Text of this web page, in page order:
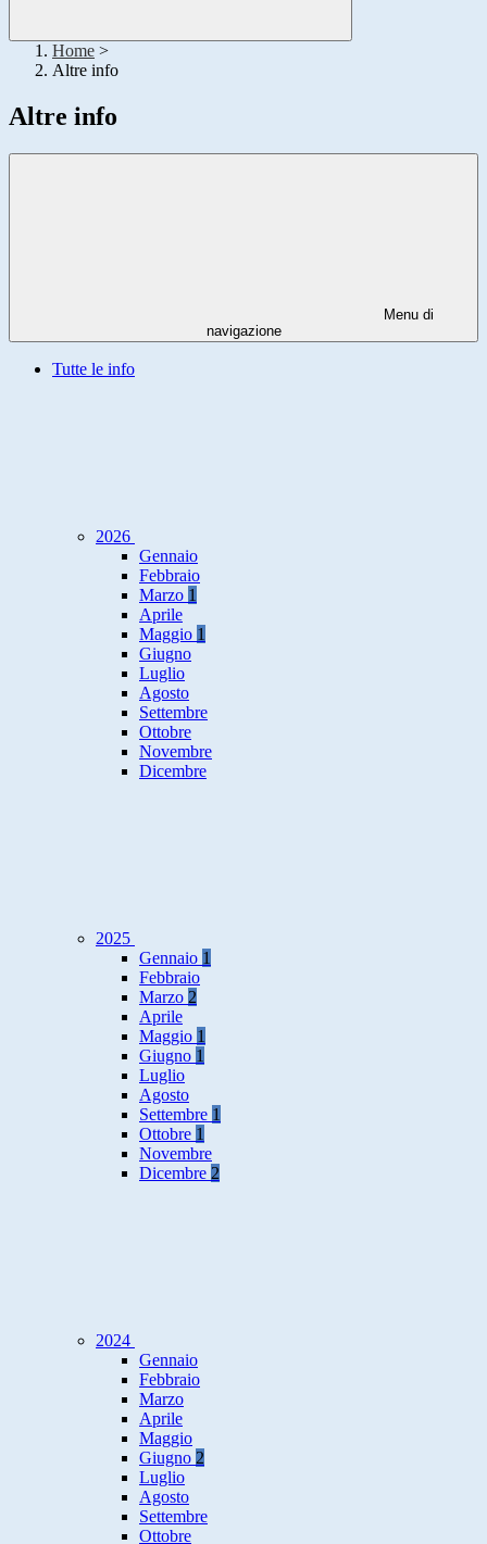
Home >
Altre info
Altre info
Menu di
navigazione
Tutte le info
2026
Gennaio
Febbraio
Marzo 1
Aprile
Maggio 1
Giugno
Luglio
Agosto
Settembre
Ottobre
Novembre
Dicembre
2025
Gennaio 1
Febbraio
Marzo 2
Aprile
Maggio 1
Giugno 1
Luglio
Agosto
Settembre 1
Ottobre 1
Novembre
Dicembre 2
2024
Gennaio
Febbraio
Marzo
Aprile
Maggio
Giugno 2
Luglio
Agosto
Settembre
Ottobre